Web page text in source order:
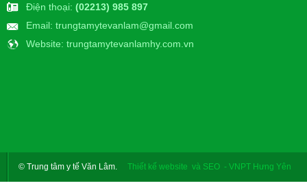
Điện thoại: (02213) 985 897
Email: trungtamytevanlam@gmail.com
Website: trungtamytevanlamhy.com.vn
© Trung tâm y tế Văn Lâm. Thiết kế website và SEO - VNPT Hưng Yên